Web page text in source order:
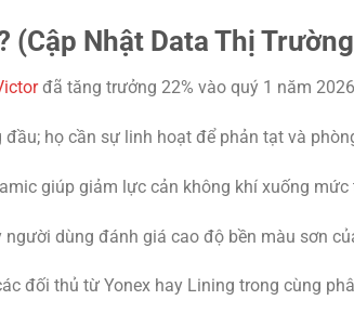
(Cập Nhật Data Thị
đã tăng trưởng 22% vào quý 1 năm
họ cần sự linh hoạt để phản tạt và
giúp giảm lực cản không khí xuống mức
dùng đánh giá cao độ bền màu sơn
đối thủ từ Yonex hay Lining trong cùng